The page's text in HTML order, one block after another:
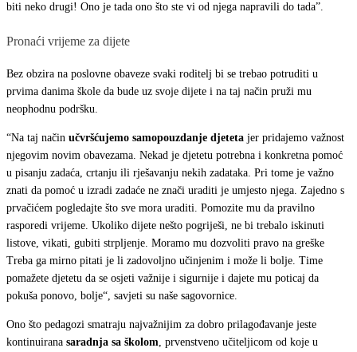
biti neko drugi! Ono je tada ono što ste vi od njega napravili do tada”.
Pronaći vrijeme za dijete
Bez obzira na poslovne obaveze svaki roditelj bi se trebao potruditi u
prvima danima škole da bude uz svoje dijete i na taj način pruži mu
neophodnu podršku.
“Na taj način učvršćujemo samopouzdanje djeteta jer pridajemo važnost
njegovim novim obavezama. Nekad je djetetu potrebna i konkretna pomoć
u pisanju zadaća, crtanju ili rješavanju nekih zadataka. Pri tome je važno
znati da pomoć u izradi zadaće ne znači uraditi je umjesto njega. Zajedno s
prvačićem pogledajte što sve mora uraditi. Pomozite mu da pravilno
rasporedi vrijeme. Ukoliko dijete nešto pogriješi, ne bi trebalo iskinuti
listove, vikati, gubiti strpljenje. Moramo mu dozvoliti pravo na greške
Treba ga mirno pitati je li zadovoljno učinjenim i može li bolje. Time
pomažete djetetu da se osjeti važnije i sigurnije i dajete mu poticaj da
pokuša ponovo, bolje“, savjeti su naše sagovornice.
Ono što pedagozi smatraju najvažnijim za dobro prilagođavanje jeste
kontinuirana saradnja sa školom , prvenstveno učiteljicom od koje u